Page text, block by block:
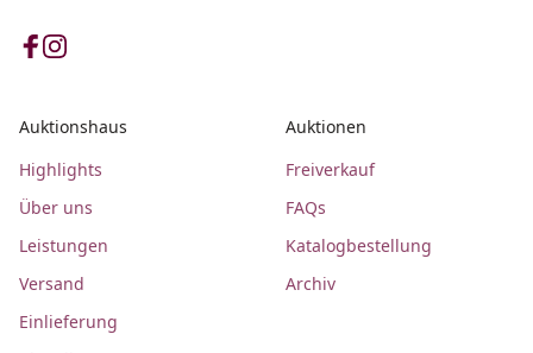
Auktionshaus
Highlights
Über uns
Leistungen
Versand
Einlieferung
Auktionen
Freiverkauf
FAQs
Katalogbestellung
Archiv